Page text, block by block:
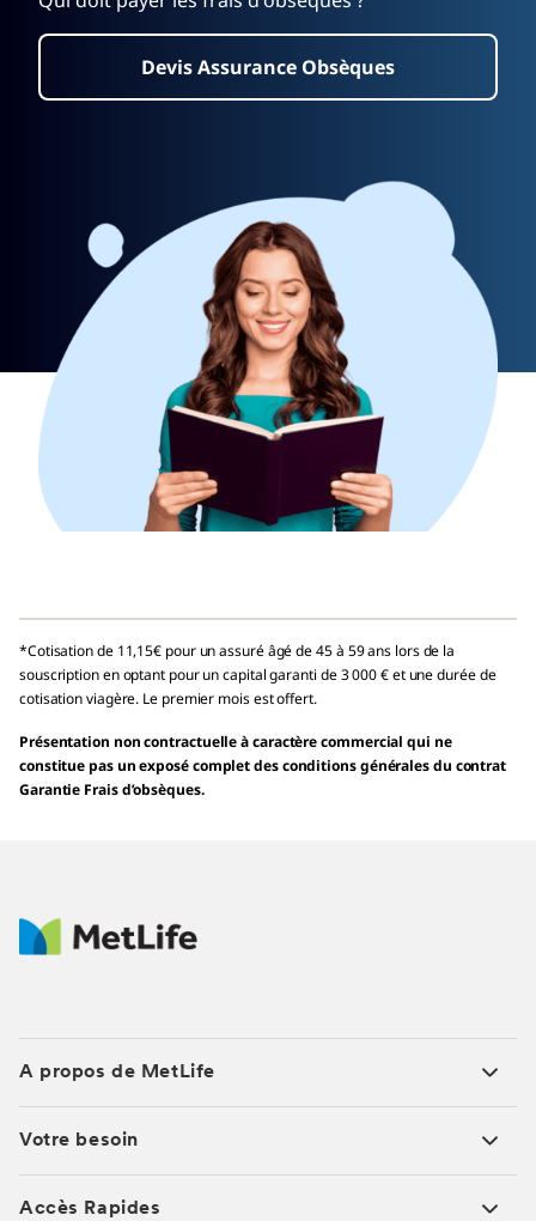
Devis Assurance Obsèques
*Cotisation de 11,15€ pour un assuré âgé de 45 à 59 ans lors de la
souscription en optant pour un capital garanti de 3 000 € et une durée de
cotisation viagère. Le premier mois est offert.
Présentation non contractuelle à caractère commercial qui ne
constitue pas un exposé complet des conditions générales du contrat
Garantie Frais d’obsèques.
A propos de MetLife
Votre besoin
Accès Rapides